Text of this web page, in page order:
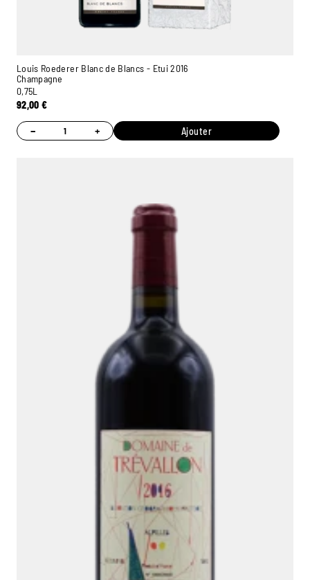
Louis Roederer Blanc de Blancs - Etui 2016
Champagne
0,75L
92,00€
− + Ajouter